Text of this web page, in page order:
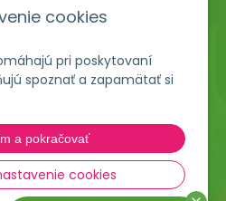
cookies
pri poskytovaní
spoznať a zapamätať si
a pokračovať
cookies
kliknutím na odkaz z
emailu.